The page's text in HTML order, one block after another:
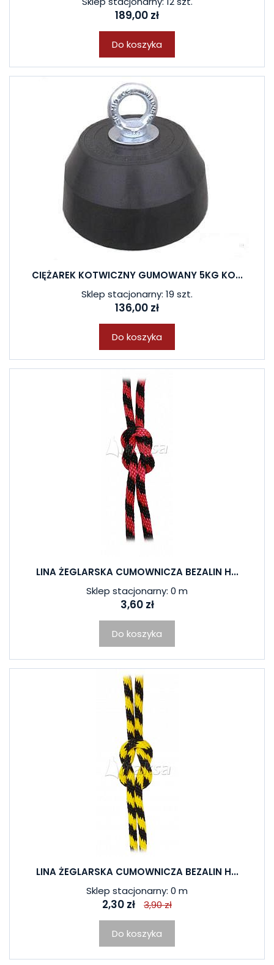
189,00 zł
Do koszyka
CIĘŻAREK KOTWICZNY GUMOWANY 5KG KO...
Sklep stacjonarny: 19 szt.
136,00 zł
Do koszyka
LINA ŻEGLARSKA CUMOWNICZA BEZALIN H...
Sklep stacjonarny: 0 m
3,60 zł
Do koszyka
LINA ŻEGLARSKA CUMOWNICZA BEZALIN H...
Sklep stacjonarny: 0 m
2,30 zł 3,90 zł
Do koszyka